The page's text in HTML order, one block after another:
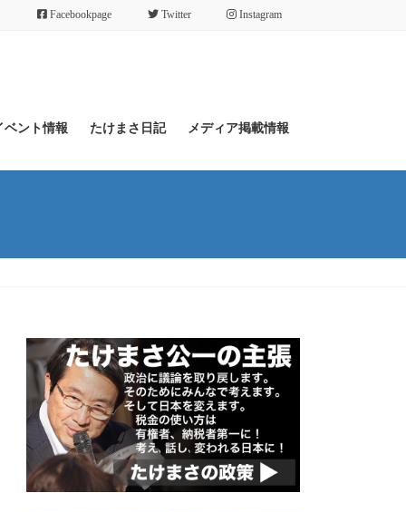
Facebookpage Twitter Instagram
ベント情報 たけまさ日記 メディア掲載情報